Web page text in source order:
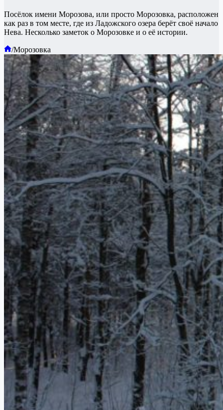
Посёлок имени Морозова, или просто Морозовка, расположен
как раз в том месте, где из Ладожского озера берёт своё начало
Нева. Несколько заметок о Морозовке и о её истории.
Главная
/Морозовка